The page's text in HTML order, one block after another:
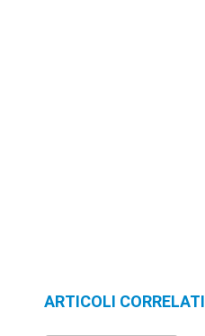
ARTICOLI CORRELATI